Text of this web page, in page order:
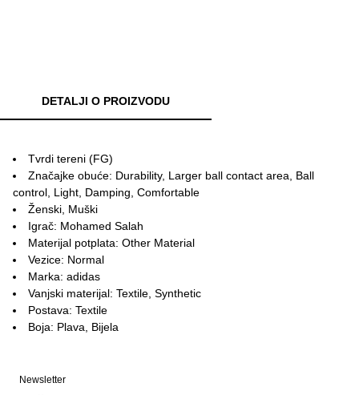
DETALJI O PROIZVODU
Tvrdi tereni (FG)
Značajke obuće: Durability, Larger ball contact area, Ball
control, Light, Damping, Comfortable
Ženski, Muški
Igrač: Mohamed Salah
Materijal potplata: Other Material
Vezice: Normal
Marka: adidas
Vanjski materijal: Textile, Synthetic
Postava: Textile
Boja: Plava, Bijela
Newsletter